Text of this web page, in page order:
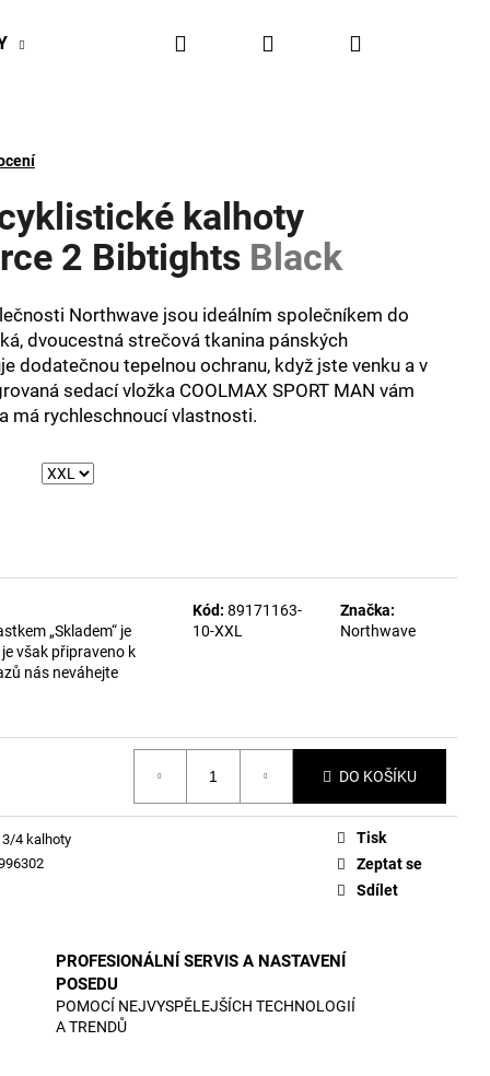
BIKESPORT EVENTY BIKESPORTUL VÝHODY
Hledat PřihlášeníNákupní
kalhoty
2 Bibtights Black
Northwave jsou ideálním společníkem do
dvoucestná strečová tkanina pánských
dodatečnou tepelnou ochranu, když jste venku a v
sedací vložka COOLMAX SPORT MAN vám
má rychleschnoucí vlastnosti.
„Skladem“ je
však připraveno k
nás neváhejte
Kód: 89171163-
10-XXL
Značka:
Northwave
DO KOŠÍKU
3/4 kalhoty
Tisk
Zeptat se
Sdílet
PROFESIONÁLNÍ SERVIS A NASTAVENÍ
POSEDU
POMOCÍ NEJVYSPĚLEJŠÍCH TECHNOLOGIÍ
A TRENDŮ